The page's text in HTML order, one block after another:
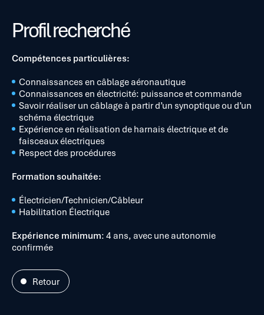
Profil recherché
Compétences particulières:
Connaissances en câblage aéronautique
Connaissances en électricité: puissance et commande
Savoir réaliser un câblage à partir d’un synoptique ou d’un
schéma électrique
Expérience en réalisation de harnais électrique et de
faisceaux électriques
Respect des procédures
Formation souhaitée:
Électricien/Technicien/Câbleur
Habilitation Électrique
Expérience minimum: 4 ans, avec une autonomie
confirmée
Retour